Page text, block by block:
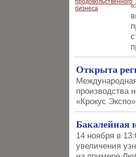
Открыта
производства
«Крокус Экспо»
Бакалейная
14 ноября в
увеличения